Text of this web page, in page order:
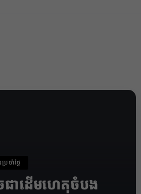
រចាំថ្ងៃ
ជាដើមហេតុចំបង